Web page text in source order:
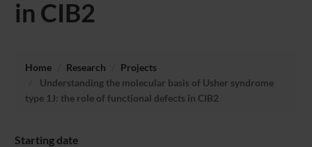
in CIB2
Home Research
Projects
Understanding the molecular basis of Usher syndrome
type 1J: the role of functional defects in CIB2
Starting date